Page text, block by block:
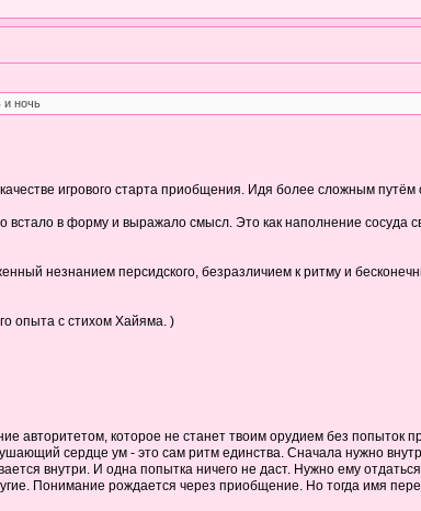
и ночь
игрового старта приобщения. Идя более сложным
встало в форму и выражало смысл. Это как наполнение сосуда
незнанием персидского, безразличием к ритму и
опыта с стихом Хайяма. )
авторитетом, которое не станет твоим орудием без
сердце ум - это сам ритм единства. Сначала нужно
внутри. И одна попытка ничего не даст. Нужно ему
Понимание рождается через приобщение. Но тогда имя